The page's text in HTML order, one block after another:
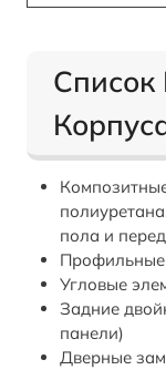
пола и
Угловые
Задние
панели)
Дверные